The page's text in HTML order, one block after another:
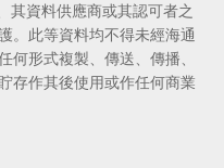
券 聯絡我們
其資料供應商或其認可者之
。此等資料均不得未經海通
何形式複製、傳送、傳播、
存作其後使用或作任何商業